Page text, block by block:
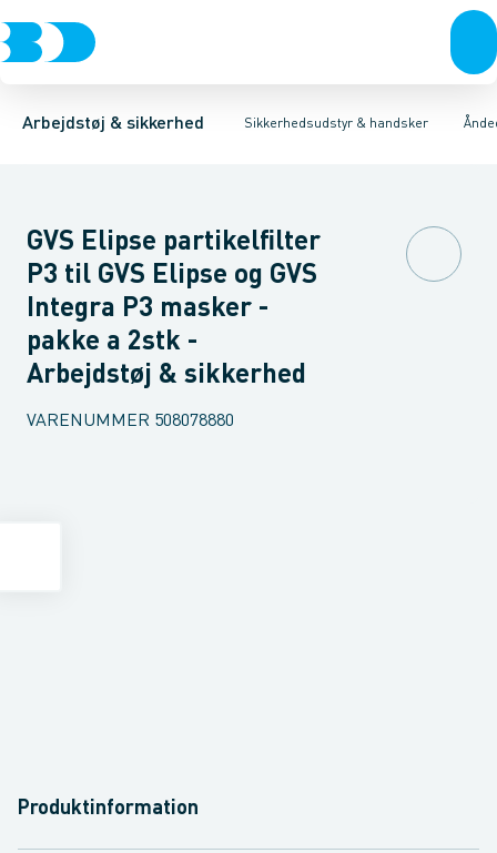
Arbejdstøj & sikkerhed Sikkerhedsudstyr & handsker
Trøjer & t-shirtsBukser Overtøj & huerUndertøj & sokker Sko
Hovedværn ØjenværnHøreværnÅndedrætsværnFørstehjælps
Engangsmasker med ventil HalvmaskerFiltre til halvmasker
GVS Elipse partikelfilter
P3 til GVS Elipse og GVS
Integra P3 masker -
pakke a 2stk -
Arbejdstøj & sikkerhed
VARENUMMER 508078880
Produktinformation